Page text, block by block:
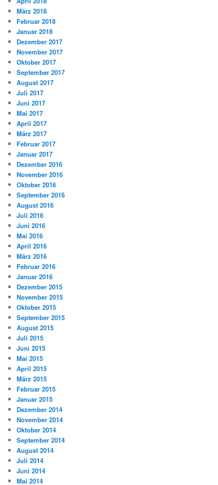
März 2018
Februar 2018
Januar 2018
Dezember 2017
November 2017
Oktober 2017
September 2017
August 2017
Juli 2017
Juni 2017
Mai 2017
April 2017
März 2017
Februar 2017
Januar 2017
Dezember 2016
November 2016
Oktober 2016
September 2016
August 2016
Juli 2016
Juni 2016
Mai 2016
April 2016
März 2016
Februar 2016
Januar 2016
Dezember 2015
November 2015
Oktober 2015
September 2015
August 2015
Juli 2015
Juni 2015
Mai 2015
April 2015
März 2015
Februar 2015
Januar 2015
Dezember 2014
November 2014
Oktober 2014
September 2014
August 2014
Juli 2014
Juni 2014
Mai 2014